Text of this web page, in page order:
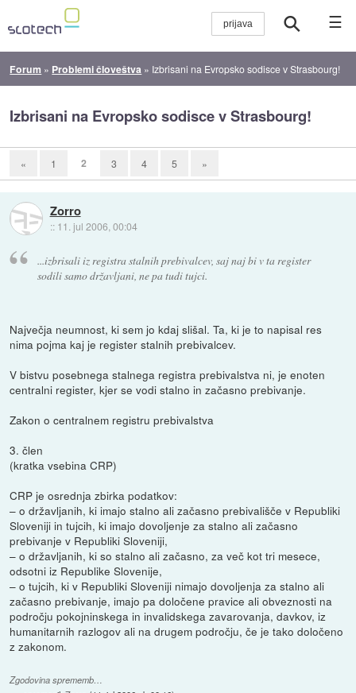
☰
Forum » Problemi človeštva » Izbrisani na Evropsko sodisce v Strasbourg!
Izbrisani na Evropsko sodisce v Strasbourg!
« 1 2 3 4 5 »
Zorro
:: 11. jul 2006, 00:04
...izbrisali iz registra stalnih prebivalcev, saj naj bi v ta register
sodili samo državljani, ne pa tudi tujci.
Največja neumnost, ki sem jo kdaj slišal. Ta, ki je to napisal res
nima pojma kaj je register stalnih prebivalcev.
V bistvu posebnega stalnega registra prebivalstva ni, je enoten
centralni register, kjer se vodi stalno in začasno prebivanje.
Zakon o centralnem registru prebivalstva
3. člen
(kratka vsebina CRP)
CRP je osrednja zbirka podatkov:
– o državljanih, ki imajo stalno ali začasno prebivališče v Republiki
Sloveniji in tujcih, ki imajo dovoljenje za stalno ali začasno
prebivanje v Republiki Sloveniji,
– o državljanih, ki so stalno ali začasno, za več kot tri mesece,
odsotni iz Republike Slovenije,
– o tujcih, ki v Republiki Sloveniji nimajo dovoljenja za stalno ali
začasno prebivanje, imajo pa določene pravice ali obveznosti na
področju pokojninskega in invalidskega zavarovanja, davkov, iz
humanitarnih razlogov ali na drugem področju, če je tako določeno
z zakonom.
Zgodovina sprememb…